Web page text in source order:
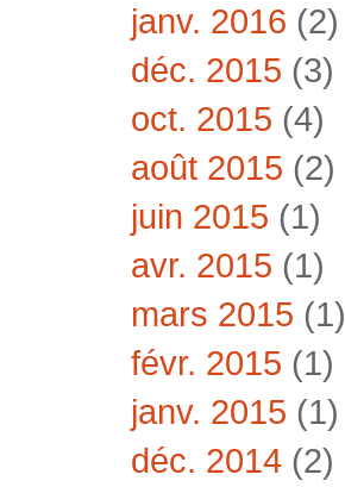
janv. 2016 (2)
déc. 2015 (3)
oct. 2015 (4)
août 2015 (2)
juin 2015 (1)
avr. 2015 (1)
mars 2015 (1)
févr. 2015 (1)
janv. 2015 (1)
déc. 2014 (2)